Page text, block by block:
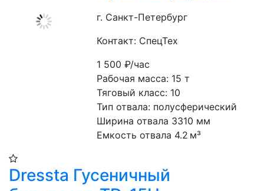
г. Санкт-Петербург
Контакт: СпецТех
1 500₽/час
Рабочая масса: 15 т
Тяговый класс: 10
Тип отвала: полусферический
Ширина отвала 3310 мм
Емкость отвала 4.2 м³
Dressta Гусеничный